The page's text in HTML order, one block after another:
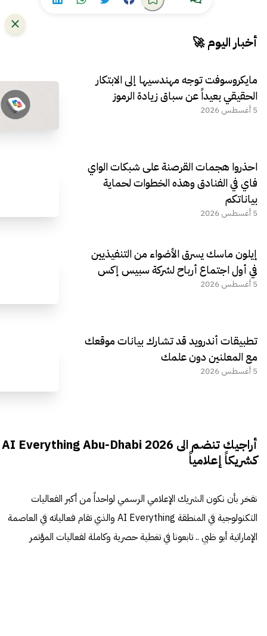
أخبار اليوم 🚀
مايكروسوفت توجه مهندسيها إلى الابتكار
الحقيقي بعيداً عن سباق زيادة الرموز
5 أغسطس 2026
احذروا هجمات القرصنة على شبكات الواي
فاي في الفنادق وهذه الخطوات لحماية
بياناتكم
5 أغسطس 2026
إيلون ماسك يسرق الأضواء من التنفيذيين
في أول اجتماع أرباح لشركة سبيس إكس
5 أغسطس 2026
تطبيقات أندرويد قد تشارك بيانات موقعك
مع المعلنين دون علمك
5 أغسطس 2026
أراجيك تنضم الى AI Everything Abu-Dhabi 2026
كشريكاً إعلامياً
نفخر بأن نكون الشريك الإعلامي الرسمي لواحداً من أكبر الفعاليات
التكنولوجية في المنطقة AI Everything والذي تقام فعالياته في العاصمة
الإماراتية أبو ظبي .. تابعونا في تغطية حصرية وكاملة لفعاليات المؤتمر